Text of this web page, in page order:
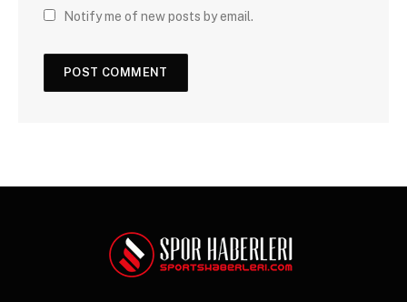
Notify me of new posts by email.